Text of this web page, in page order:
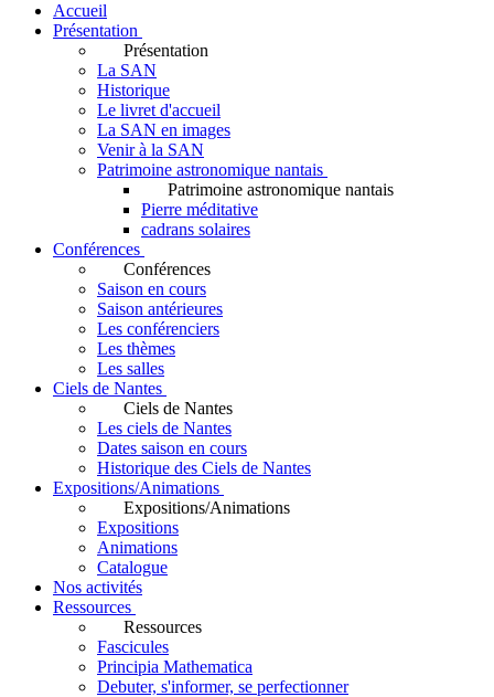
Accueil
Présentation
Présentation
La SAN
Historique
Le livret d'accueil
La SAN en images
Venir à la SAN
Patrimoine astronomique nantais
Patrimoine astronomique nantais
Pierre méditative
cadrans solaires
Conférences
Conférences
Saison en cours
Saison antérieures
Les conférenciers
Les thèmes
Les salles
Ciels de Nantes
Ciels de Nantes
Les ciels de Nantes
Dates saison en cours
Historique des Ciels de Nantes
Expositions/Animations
Expositions/Animations
Expositions
Animations
Catalogue
Nos activités
Ressources
Ressources
Fascicules
Principia Mathematica
Debuter, s'informer, se perfectionner